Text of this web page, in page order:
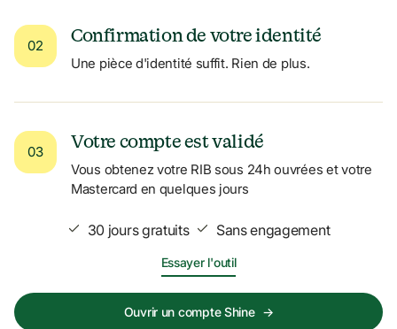
02 Confirmation de votre identité
Une pièce d'identité suffit. Rien de plus.
03 Votre compte est validé
Vous obtenez votre RIB sous 24h ouvrées et votre
Mastercard en quelques jours
Ouvrir un compte Shine →
Essayer l'outil
30 jours gratuits Sans engagement